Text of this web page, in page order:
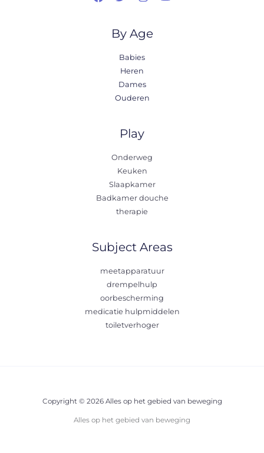
By Age
Babies
Heren
Dames
Ouderen
Play
Onderweg
Keuken
Slaapkamer
Badkamer douche
therapie
Subject Areas
meetapparatuur
drempelhulp
oorbescherming
medicatie hulpmiddelen
toiletverhoger
Copyright © 2026 Alles op het gebied van beweging
Alles op het gebied van beweging